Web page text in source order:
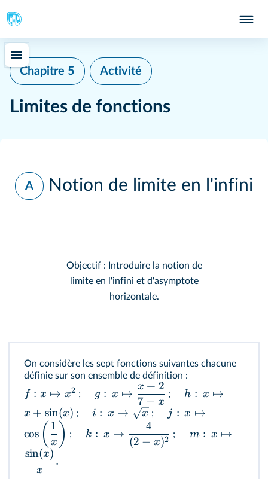
Chapitre 5 Activité
Limites de fonctions
A Notion de limite en l'infini
Objectif : Introduire la notion de
limite en l'infini et d'asymptote
horizontale.
On considère les sept fonctions suivantes chacune
définie sur son ensemble de définition :
f : x ↦ x2 ; g : x ↦
7 − x
x + 2
; h : x ↦
x + sin(x) ; i : x ↦ x ; j : x ↦
cos ( x
1 ) ; k : x ↦
(2 − x)2
4
; m : x ↦
x
sin(x)
.